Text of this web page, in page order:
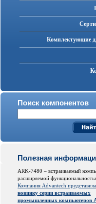
Комплектующие
Поиск компонентов
Полезная
ARK-7480 – встраиваемый
расширяемой
Компания Advantech представила
новинку серии встраиваемых
промышленных компьютеров